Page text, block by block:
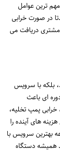
ترین عوامل
در صورت خرابی
مشتری دریافت می
بلکه با سرویس
ای باعث
پمپ تخلیه،
های آینده را
بهترین سرویس با
همیشه دستگاه